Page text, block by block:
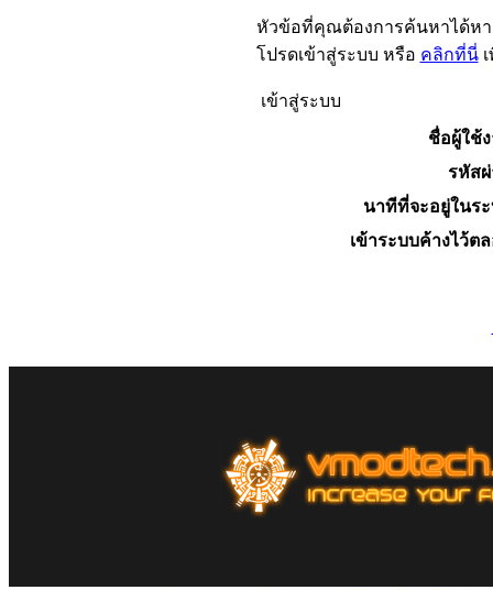
หัวข้อที่คุณต้องการค้นหาได้ห
โปรดเข้าสู่ระบบ หรือ คลิกที่นี่เ
เข้าสู่ระบบ
ชื่อผู้ใช้
รหัส
นาทีที่จะอยู่ในร
เข้าระบบค้างไว้ต